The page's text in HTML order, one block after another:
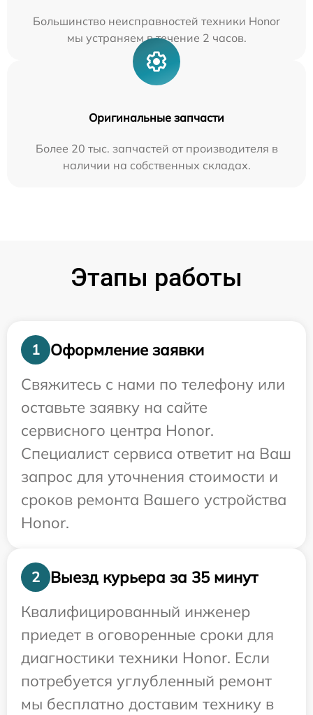
Большинство неисправностей техники Honor
мы устраняем в течение 2 часов.
Оригинальные запчасти
Более 20 тыс. запчастей от производителя в
наличии на собственных складах.
Этапы работы
1
Оформление заявки
Свяжитесь с нами по телефону или
оставьте заявку на сайте
сервисного центра Honor.
Специалист сервиса ответит на Ваш
запрос для уточнения стоимости и
сроков ремонта Вашего устройства
Honor.
2
Выезд курьера за 35 минут
Квалифицированный инженер
приедет в оговоренные сроки для
диагностики техники Honor. Если
потребуется углубленный ремонт
мы бесплатно доставим технику в